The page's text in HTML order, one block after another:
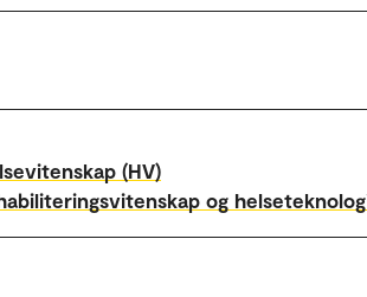
(HV)
og